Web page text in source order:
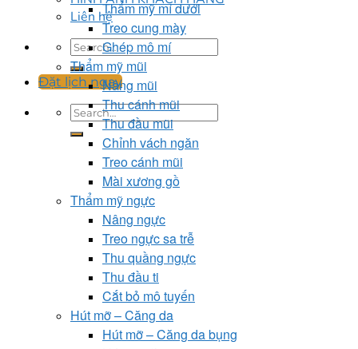
Liên hệ
Đặt lịch ngay
Thẩm mỹ mí dưới
Treo cung mày
Ghép mô mí
Thẩm mỹ mũi
Nâng mũi
Thu cánh mũi
Thu đầu mũi
Chỉnh vách ngăn
Treo cánh mũi
Mài xương gồ
Thẩm mỹ ngực
Nâng ngực
Treo ngực sa trễ
Thu quầng ngực
Thu đầu ti
Cắt bỏ mô tuyến
Hút mỡ – Căng da
Hút mỡ – Căng da bụng